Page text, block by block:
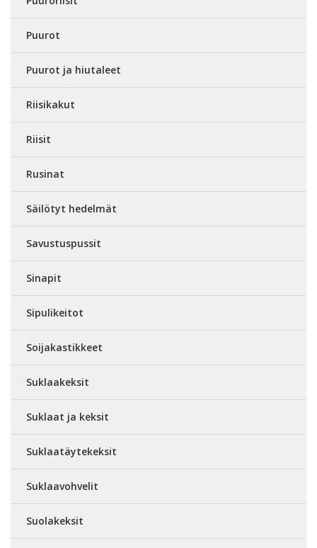
Puurot
Puurot ja hiutaleet
Riisikakut
Riisit
Rusinat
Säilötyt hedelmät
Savustuspussit
Sinapit
Sipulikeitot
Soijakastikkeet
Suklaakeksit
Suklaat ja keksit
Suklaatäytekeksit
Suklaavohvelit
Suolakeksit